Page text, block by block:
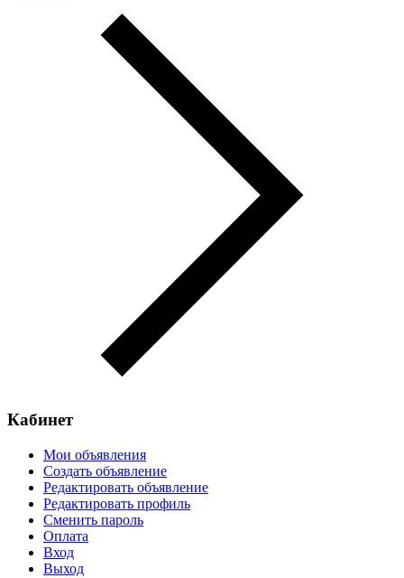
Кабинет
Мои объявления
Создать объявление
Редактировать объявление
Редактировать профиль
Сменить пароль
Оплата
Вход
Выход